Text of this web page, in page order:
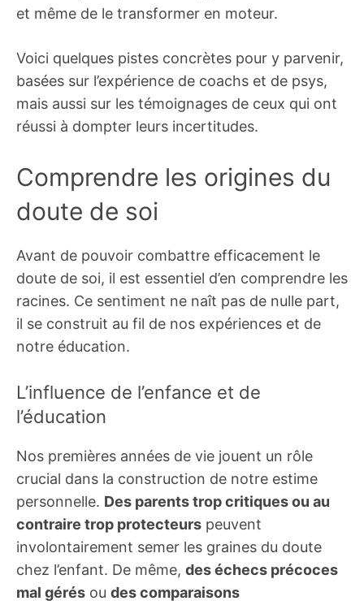
et même de le transformer en moteur.
Voici quelques pistes concrètes pour y parvenir,
basées sur l’expérience de coachs et de psys,
mais aussi sur les témoignages de ceux qui ont
réussi à dompter leurs incertitudes.
Comprendre les origines du
doute de soi
Avant de pouvoir combattre efficacement le
doute de soi, il est essentiel d’en comprendre les
racines. Ce sentiment ne naît pas de nulle part,
il se construit au fil de nos expériences et de
notre éducation.
L’influence de l’enfance et de
l’éducation
Nos premières années de vie jouent un rôle
crucial dans la construction de notre estime
personnelle. Des parents trop critiques ou au
contraire trop protecteurs peuvent
involontairement semer les graines du doute
chez l’enfant. De même, des échecs précoces
mal gérés ou des comparaisons